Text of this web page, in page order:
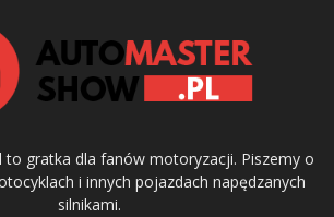
to gratka dla fanów motoryzacji. Piszemy o
i innych pojazdach napędzanych
silnikami.